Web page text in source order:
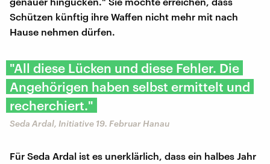
Schützen künftig ihre Waffen nicht mehr mit nach
Hause nehmen dürfen.
"All diese Lücken und diese Fehler. Die
Angehörigen haben selbst ermittelt und
recherchiert."
Seda Ardal, Initiative 19. Februar Hanau
Für Seda Ardal ist es unerklärlich, dass ein halbes Jahr